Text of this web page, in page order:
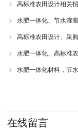
高标准农田设计相关
水肥一体化、节水灌
日）
高标准农田设计、采
水肥一体化、高标准
水肥一体化材料，节
在线留言